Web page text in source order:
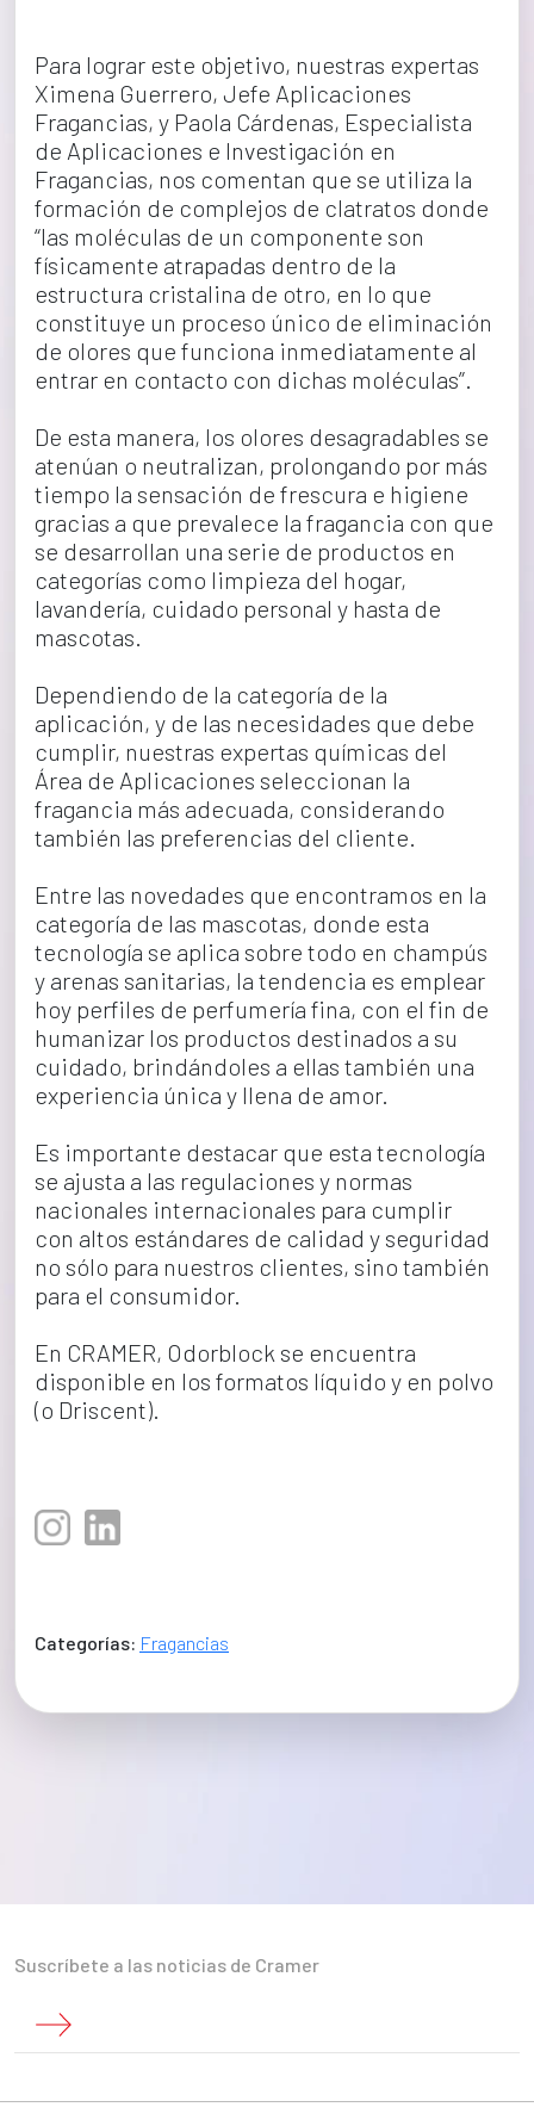
Para lograr este objetivo, nuestras expertas
Ximena Guerrero, Jefe Aplicaciones
Fragancias, y Paola Cárdenas, Especialista
de Aplicaciones e Investigación en
Fragancias, nos comentan que se utiliza la
formación de complejos de clatratos donde
“las moléculas de un componente son
físicamente atrapadas dentro de la
estructura cristalina de otro, en lo que
constituye un proceso único de eliminación
de olores que funciona inmediatamente al
entrar en contacto con dichas moléculas”.
De esta manera, los olores desagradables se
atenúan o neutralizan, prolongando por más
tiempo la sensación de frescura e higiene
gracias a que prevalece la fragancia con que
se desarrollan una serie de productos en
categorías como limpieza del hogar,
lavandería, cuidado personal y hasta de
mascotas.
Dependiendo de la categoría de la
aplicación, y de las necesidades que debe
cumplir, nuestras expertas químicas del
Área de Aplicaciones seleccionan la
fragancia más adecuada, considerando
también las preferencias del cliente.
Entre las novedades que encontramos en la
categoría de las mascotas, donde esta
tecnología se aplica sobre todo en champús
y arenas sanitarias, la tendencia es emplear
hoy perfiles de perfumería fina, con el fin de
humanizar los productos destinados a su
cuidado, brindándoles a ellas también una
experiencia única y llena de amor.
Es importante destacar que esta tecnología
se ajusta a las regulaciones y normas
nacionales internacionales para cumplir
con altos estándares de calidad y seguridad
no sólo para nuestros clientes, sino también
para el consumidor.
En CRAMER, Odorblock se encuentra
disponible en los formatos líquido y en polvo
(o Driscent).
Categorías: Fragancias
Suscríbete a las noticias de Cramer